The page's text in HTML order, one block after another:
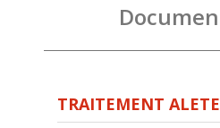
TRAITEMENT